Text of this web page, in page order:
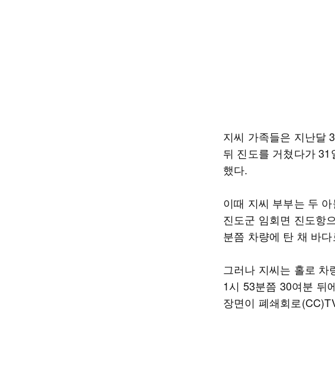
지씨 가족들은 지난달
뒤 진도를 거쳤다가
했다.
이때 지씨 부부는 두
진도군 임회면 진도항
분쯤 차량에 탄 채 바
그러나 지씨는 홀로
1시 53분쯤 30여분 뒤
장면이 폐쇄회로